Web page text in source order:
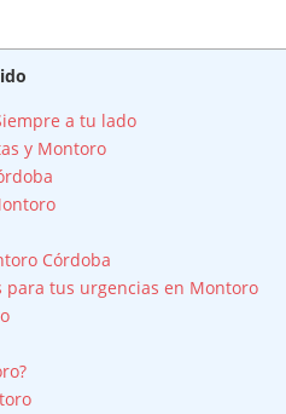
a tu lado
y Montoro
Córdoba
para tus urgencias en Montoro